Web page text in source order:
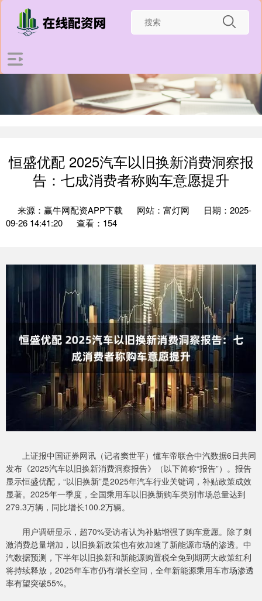
恒盛优配 2025汽车以旧换新消费洞察报
告：七成消费者称购车意愿提升
来源：赢牛网配资APP下载 网站：富灯网
日期：2025-
09-26 14:41:20
查看：154
上证报中国证券网讯（记者窦世平）懂车帝联合中汽数据6日共同
发布《2025汽车以旧换新消费洞察报告》（以下简称“报告”）。报告
显示恒盛优配，“以旧换新”是2025年汽车行业关键词，补贴政策成效
显著。2025年一季度，全国乘用车以旧换新购车类别市场总量达到
279.3万辆，同比增长100.2万辆。
用户调研显示，超70%受访者认为补贴增强了购车意愿。除了刺
激消费总量增加，以旧换新政策也有效加速了新能源市场的渗透。中
汽数据预测，下半年以旧换新和新能源购置税全免到期两大政策红利
将持续释放，2025年车市仍有增长空间，全年新能源乘用车市场渗透
率有望突破55%。